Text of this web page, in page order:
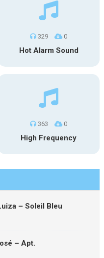
329 0
Hot Alarm Sound
363 0
High Frequency
– Soleil Bleu
– Apt.